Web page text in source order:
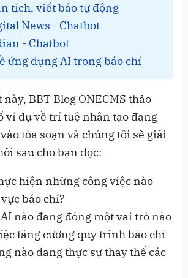
tích, viết báo tự động
News - Chatbot
- Chatbot
ứng dụng AI trong báo chí
BBT Blog ONECMS thảo
ví dụ về trí tuệ nhân tạo đang
tòa soạn và chúng tôi sẽ giải
sau cho bạn đọc:
hiện những công việc nào
báo chí?
nào đang đóng một vai trò nào
tăng cường quy trình báo chí
nào đang thực sự thay thế các